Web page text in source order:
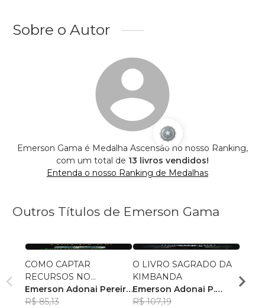
Sobre o Autor
Emerson Gama é Medalha Ascensão no nosso Ranking,
com um total de 13 livros vendidos!
Entenda o nosso Ranking de Medalhas
Outros Títulos de Emerson Gama
COMO CAPTAR
RECURSOS NO
MERCADO
Emerson Adonai Pereira
Gama
R$ 85,13
O LIVRO SAGRADO DA
KIMBANDA
Emerson Adonai P.
Gama
R$ 107,19
Gama
R$